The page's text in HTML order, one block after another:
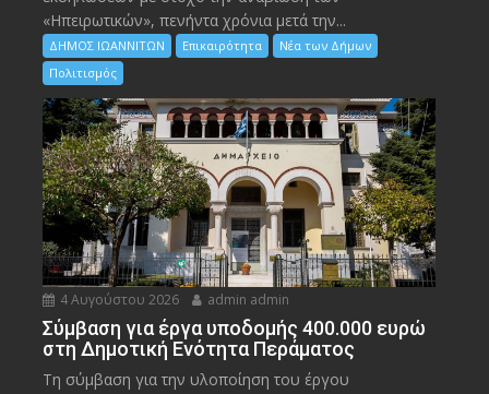
«Ηπειρωτικών», πενήντα χρόνια μετά την...
ΔΗΜΟΣ ΙΩΑΝΝΙΤΩΝ Επικαιρότητα
Νέα των Δήμων
Πολιτισμός
4 Αυγούστου 2026 admin admin
Σύμβαση για έργα υποδομής 400.000 ευρώ
στη Δημοτική Ενότητα Περάματος
Τη σύμβαση για την υλοποίηση του έργου